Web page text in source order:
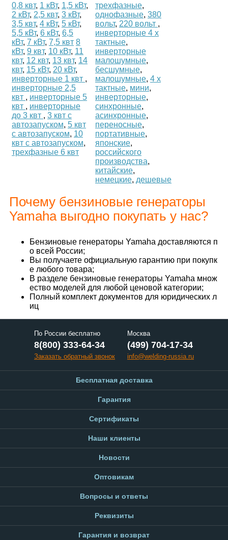
0,8 квт, 1 кВт, 1,5 кВт,
2 кВт, 2,5 квт, 3 кВт,
3,5 квт, 4 кВт, 5 кВт,
5,5 кВт, 6 кВт, 6,5
кВт, 7 кВт, 7,5 квт 8
кВт, 9 квт, 10 кВт, 11
квт, 12 квт, 13 квт, 14
квт, 15 кВт, 20 кВт,
инверторные 1 квт ,
инверторные 2,5
квт , инверторные 5
квт , инверторные
до 3 квт , 3 квт с
автозапуском, 5 квт
с автозапуском, 10
квт с автозапуском,
трехфазные 6 квт
трехфазные,
однофазные, 380
вольт, 220 вольт ,
инверторные 4 х
тактные,
инверторные
малошумные,
бесшумные,
малошумные, 4 х
тактные, мини,
инверторные,
синхронные,
асинхронные,
переносные,
портативные,
японские,
российского
производства,
китайские,
немецкие, дешевые
Почему бензиновые генераторы
Yamaha выгодно покупать у нас?
Бензиновые генераторы Yamaha доставляются п
о всей России;
Вы получаете официальную гарантию при покупк
е любого товара;
В разделе бензиновые генераторы Yamaha множ
ество моделей для любой ценовой категории;
Полный комплект документов для юридических л
иц
По России бесплатно
8(800) 333-64-34
Заказать обратный звонок
Москва
(499) 704-17-34
info@welding-russia.ru
Бесплатная доставка
Гарантия
Сертификаты
Наши клиенты
Новости
Оптовикам
Вопросы и ответы
Реквизиты
Гарантия и возврат